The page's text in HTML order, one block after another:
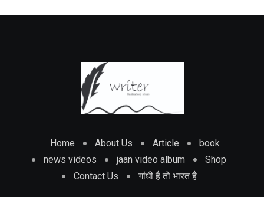
Home About Us Article
book
news videos
jaan video album
Shop
Contact Us
गांधी है तो भारत है